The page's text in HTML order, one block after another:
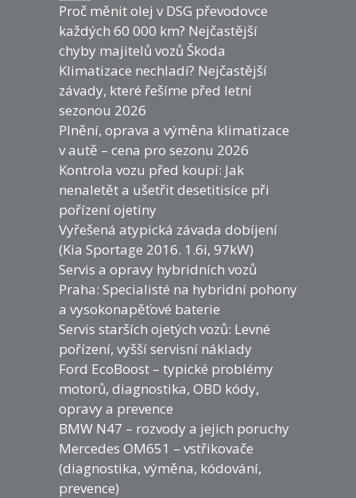
Proč měnit olej v DSG převodovce
každých 60 000 km? Nejčastější
chyby majitelů vozů Škoda
Klimatizace nechladí? Nejčastější
závady, které řešíme před letní
sezonou 2026
Plnění, oprava a výměna klimatizace
v autě – cena pro sezonu 2026
Kontrola vozu před koupí: Jak
nenaletět a ušetřit desetitisíce při
pořízení ojetiny
Vyřešená atypická závada dobíjení
(Kia Sportage 2016. 1.6i, 97kW)
Servis a opravy hybridních vozů
Praha: Specialisté na hybridní pohony
a vysokonapěťové baterie
Servis starších ojetých vozů: Levné
pořízení, vyšší servisní náklady
Ford EcoBoost – typické problémy
motorů, diagnostika, OBD kódy,
opravy a prevence
BMW N47 – rozvody a jejich poruchy
Mercedes OM651 – vstřikovače
(diagnostika, výměna, kódování,
prevence)